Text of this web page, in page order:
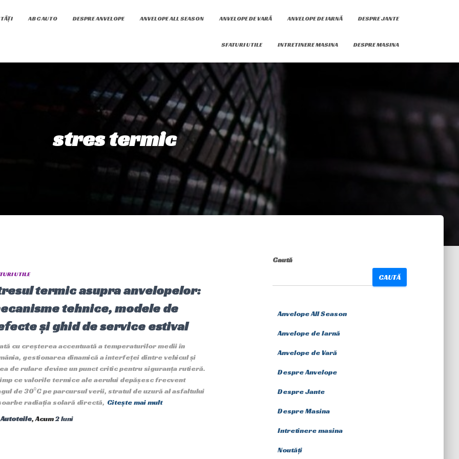
ABC AUTO DESPRE ANVELOPE ANVELOPE ALL SEASON ANVELOPE DE VARĂ ANVELOPE DE IARNĂ DESPRE JANTE
SFATURI UTILE INTRETINERE MASINA DESPRE MASINA
stres termic
UTILE
termic asupra anvelopelor:
tehnice, modele de
și ghid de service estival
cu creșterea accentuată a temperaturilor medii în
gestionarea dinamică a interfeței dintre vehicul și
de rulare devine un punct critic pentru siguranța rutieră.
ce valorile termice ale aerului depășesc frecvent
de 30⁰C pe parcursul verii, stratul de uzură al asfaltului
radiația solară directă, Citește mai mult
Autoteile, Acum2 luni
Caută
CAUTĂ
Anvelope All Season
Anvelope de Iarnă
Anvelope de Vară
Despre Anvelope
Despre Jante
Despre Masina
Intretinere masina
Noutăți